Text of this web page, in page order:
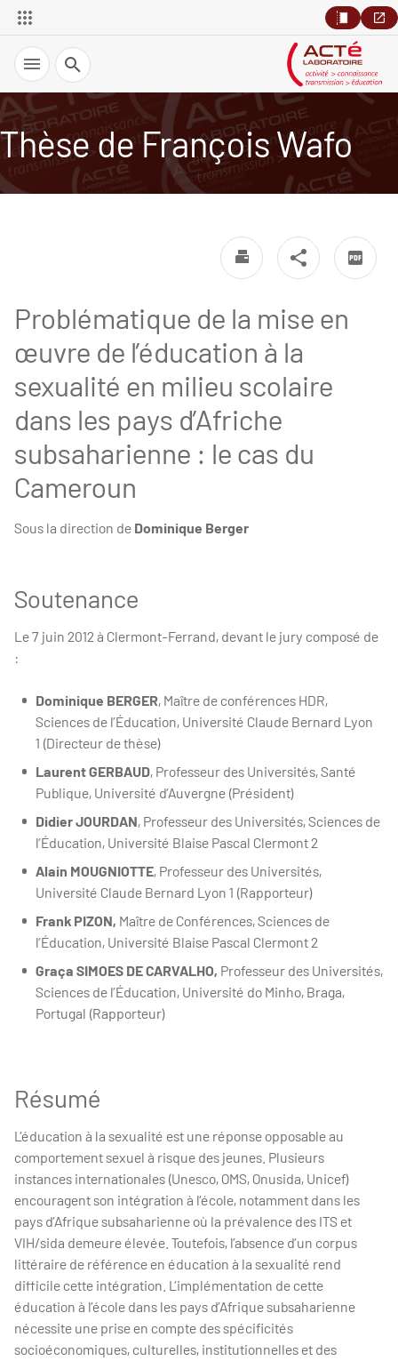
Recherche
Thèse de François Wafo
Problématique de la mise en
œuvre de l’éducation à la
sexualité en milieu scolaire
dans les pays d’Afriche
subsaharienne : le cas du
Cameroun
Sous la direction de Dominique Berger
Soutenance
Le 7 juin 2012 à Clermont-Ferrand, devant le jury composé de
:
Dominique BERGER, Maître de conférences HDR,
Sciences de l’Éducation, Université Claude Bernard Lyon
1 (Directeur de thèse)
Laurent GERBAUD, Professeur des Universités, Santé
Publique, Université d’Auvergne (Président)
Didier JOURDAN, Professeur des Universités, Sciences de
l’Éducation, Université Blaise Pascal Clermont 2
Alain MOUGNIOTTE, Professeur des Universités,
Université Claude Bernard Lyon 1 (Rapporteur)
Frank PIZON, Maître de Conférences, Sciences de
l’Éducation, Université Blaise Pascal Clermont 2
Graça SIMOES DE CARVALHO, Professeur des Universités,
Sciences de l’Éducation, Université do Minho, Braga,
Portugal (Rapporteur)
Résumé
L’éducation à la sexualité est une réponse opposable au
comportement sexuel à risque des jeunes. Plusieurs
instances internationales (Unesco, OMS, Onusida, Unicef)
encouragent son intégration à l’école, notamment dans les
pays d’Afrique subsaharienne où la prévalence des ITS et
VIH/sida demeure élevée. Toutefois, l’absence d’un corpus
littéraire de référence en éducation à la sexualité rend
difficile cette intégration. L’implémentation de cette
éducation à l’école dans les pays d’Afrique subsaharienne
nécessite une prise en compte des spécificités
socioéconomiques, culturelles, institutionnelles et des